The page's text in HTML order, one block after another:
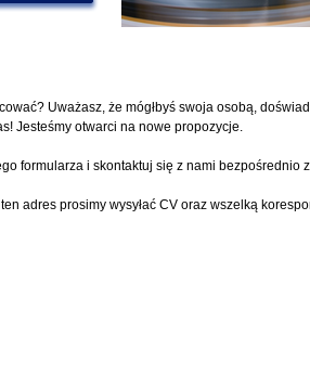
Uważasz, że mógłbyś swoja osobą,
Jesteśmy otwarci na nowe propozycje.
formularza i skontaktuj się z nami bezpośrednio
adres prosimy wysyłać CV oraz wszelką